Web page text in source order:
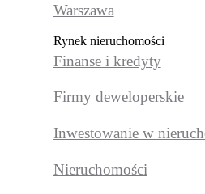
Warszawa
Rynek nieruchomości
Finanse i kredyty
Firmy deweloperskie
Inwestowanie w
Nieruchomości